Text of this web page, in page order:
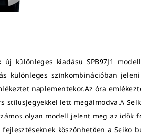
különleges kiadású SPB97J1
színkombinációban
naplementekor.Az óra
stílusjegyekkel lett megálmodva.A
olyan modell jelent meg az idők
köszönhetően a Seiko